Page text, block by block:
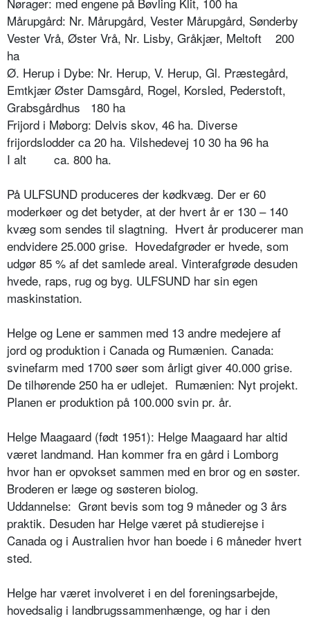
Mårupgård: Nr. Mårupgård, Vester Mårupgård, Sønderby
Vester Vrå, Øster Vrå, Nr. Lisby, Gråkjær, Meltoft
200
ha
Ø. Herup i Dybe: Nr. Herup, V. Herup, Gl. Præstegård,
Emtkjær Øster Damsgård, Rogel, Korsled, Pederstoft,
Grabsgårdhus
180 ha
Frijord i Møborg: Delvis skov, 46 ha. Diverse
frijordslodder ca 20 ha. Vilshedevej 10 30 ha 96 ha
I alt
ca. 800 ha.
På ULFSUND produceres der kødkvæg. Der er 60
moderkøer og det betyder, at der hvert år er 130 – 140
kvæg som sendes til slagtning. Hvert år producerer man
endvidere 25.000 grise. Hovedafgrøder er hvede, som
udgør 85 % af det samlede areal. Vinterafgrøde desuden
hvede, raps, rug og byg. ULFSUND har sin egen
maskinstation.
Helge og Lene er sammen med 13 andre medejere af
jord og produktion i Canada og Rumænien. Canada:
svinefarm med 1700 søer som årligt giver 40.000 grise.
De tilhørende 250 ha er udlejet. Rumænien: Nyt projekt.
Planen er produktion på 100.000 svin pr. år.
Helge Maagaard (født 1951): Helge Maagaard har altid
været landmand. Han kommer fra en gård i Lomborg
hvor han er opvokset sammen med en bror og en søster.
Broderen er læge og søsteren biolog.
Uddannelse: Grønt bevis som tog 9 måneder og 3 års
praktik. Desuden har Helge været på studierejse i
Canada og i Australien hvor han boede i 6 måneder hvert
sted.
Helge har været involveret i en del foreningsarbejde,
hovedsalig i landbrugssammenhænge, og har i den